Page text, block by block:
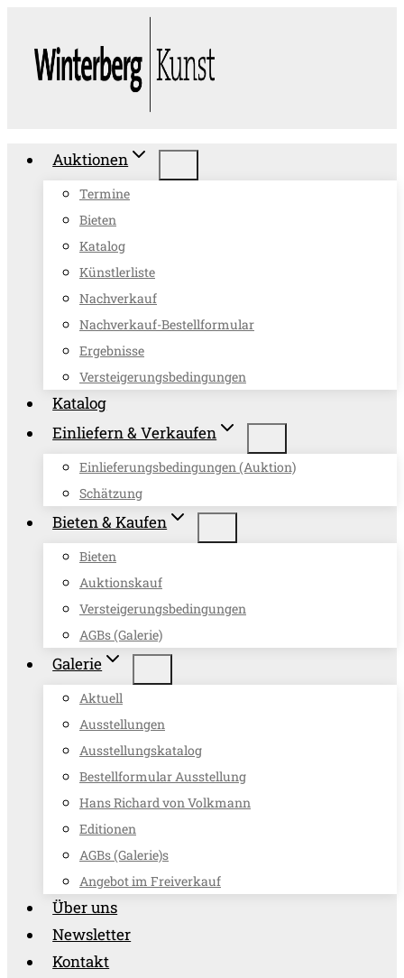
springen
Auktionen
Termine
Bieten
Katalog
Künstlerliste
Nachverkauf
Nachverkauf-Bestellformular
Ergebnisse
Versteigerungsbedingungen
Katalog
Einliefern & Verkaufen
Einlieferungsbedingungen (Auktion)
Schätzung
Bieten & Kaufen
Bieten
Auktionskauf
Versteigerungsbedingungen
AGBs (Galerie)
Galerie
Aktuell
Ausstellungen
Ausstellungskatalog
Bestellformular Ausstellung
Hans Richard von Volkmann
Editionen
AGBs (Galerie)s
Angebot im Freiverkauf
Über uns
Newsletter
Kontakt